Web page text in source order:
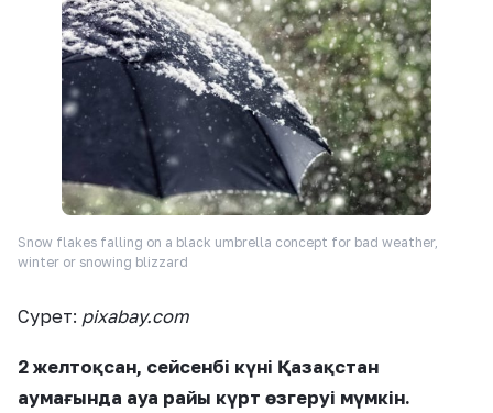
Snow flakes falling on a black umbrella concept for bad weather,
winter or snowing blizzard
Сурет: pixabay.com
2 желтоқсан, сейсенбі күні Қазақстан
аумағында ауа райы күрт өзгеруі мүмкін.